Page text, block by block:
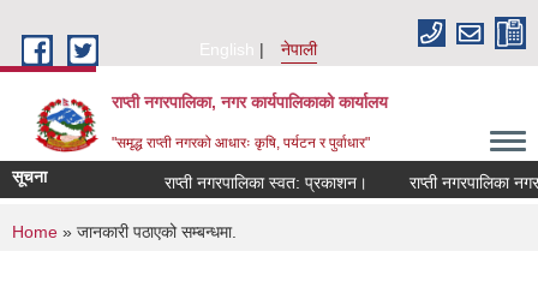
English
नेपाली
राप्ती नगरपालिका, नगर कार्यपालिकाको कार्यालय
"समृद्ध राप्ती नगरको आधारः कृषि, पर्यटन र पुर्वाधार"
सूचना राप्ती नगरपालिका स्वत: प्रकाशन। राप्ती नगरपालिका नगर
You are here
Home » जानकारी पठाएको सम्बन्धमा.